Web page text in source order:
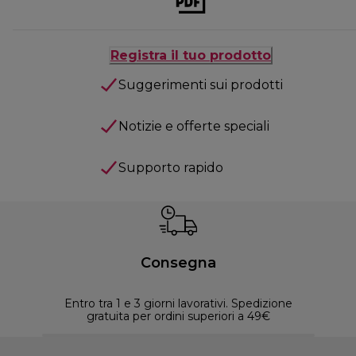
Registra il tuo prodotto
Suggerimenti sui prodotti
Notizie e offerte speciali
Supporto rapido
Consegna
Entro tra 1 e 3 giorni lavorativi. Spedizione
gratuita per ordini superiori a 49€